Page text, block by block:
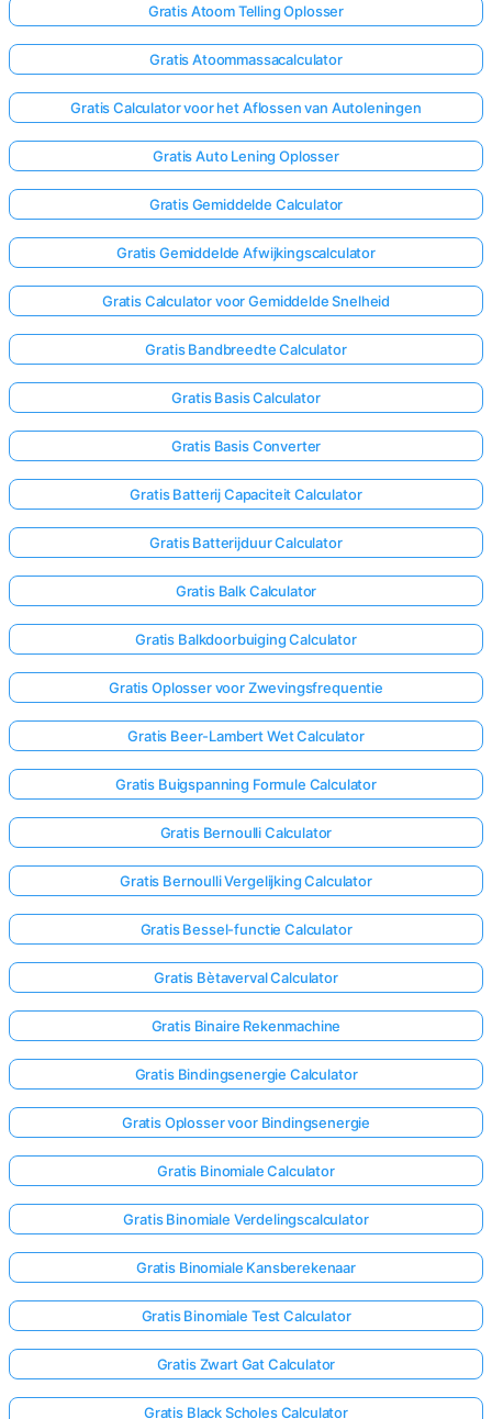
Gratis Atoom Telling Oplosser
Gratis Atoommassacalculator
Gratis Calculator voor het Aflossen van Autoleningen
Gratis Auto Lening Oplosser
Gratis Gemiddelde Calculator
Gratis Gemiddelde Afwijkingscalculator
Gratis Calculator voor Gemiddelde Snelheid
Gratis Bandbreedte Calculator
Gratis Basis Calculator
Gratis Basis Converter
Gratis Batterij Capaciteit Calculator
Gratis Batterijduur Calculator
Gratis Balk Calculator
Gratis Balkdoorbuiging Calculator
Gratis Oplosser voor Zwevingsfrequentie
Gratis Beer-Lambert Wet Calculator
Gratis Buigspanning Formule Calculator
Gratis Bernoulli Calculator
Gratis Bernoulli Vergelijking Calculator
Gratis Bessel-functie Calculator
Gratis Bètaverval Calculator
Gratis Binaire Rekenmachine
Gratis Bindingsenergie Calculator
Gratis Oplosser voor Bindingsenergie
Gratis Binomiale Calculator
Gratis Binomiale Verdelingscalculator
Gratis Binomiale Kansberekenaar
Gratis Binomiale Test Calculator
Gratis Zwart Gat Calculator
Gratis Black Scholes Calculator